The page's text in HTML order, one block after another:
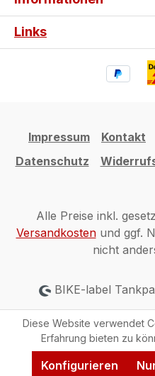
Links
Impressum Kontakt
Datenschutz
Alle Preise inkl.
Versandkostenund ggf.
nicht
BIKE-label
Diese Website verwendet
Erfahrung bieten zu
Konfigurieren